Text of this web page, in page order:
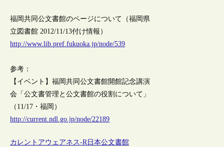
福岡共同公文書館のページについて（福岡県
立図書館 2012/11/13付け情報）
http://www.lib.pref.fukuoka.jp/node/539
参考：
【イベント】福岡共同公文書館開館記念講演
会「公文書管理と公文書館の役割について」
（11/17・福岡）
http://current.ndl.go.jp/node/22189
カレントアウェアネス-R日本公文書館